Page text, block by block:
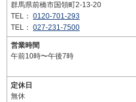
群馬県前橋市国領町2-13-20
TEL： 0120-701-293
TEL： 027-231-7500
営業時間
午前10時〜午後7時
定休日
無休